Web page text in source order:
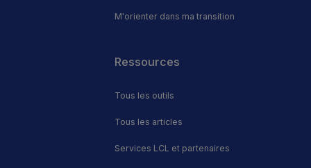
M'orienter dans ma transition
Ressources
Tous les outils
Tous les articles
Services LCL et partenaires